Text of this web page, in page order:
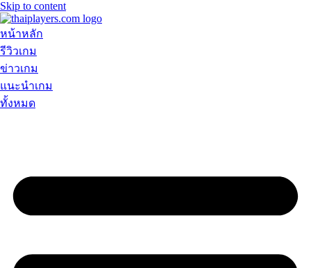
Skip to content
หน้าหลัก
รีวิวเกม
ข่าวเกม
แนะนำเกม
ทั้งหมด